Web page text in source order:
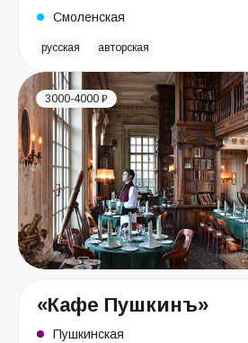
Смоленская
русская авторская
3000-4000 ₽
«Кафе Пушкинъ»
Пушкинская